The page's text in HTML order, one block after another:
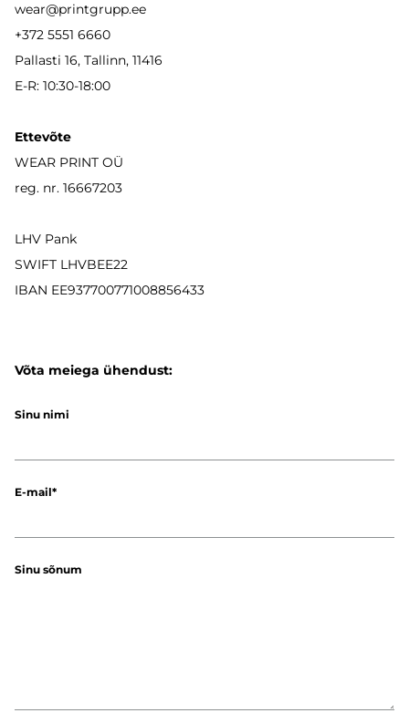
wear@printgrupp.ee
+372 5551 6660
Pallasti 16, Tallinn, 11416
E-R: 10:30-18:00
Ettevõte
WEAR PRINT OÜ
reg. nr. 16667203
LHV Pank
SWIFT LHVBEE22
IBAN EE937700771008856433
Võta meiega ühendust:
Sinu nimi
E-mail
Sinu sõnum